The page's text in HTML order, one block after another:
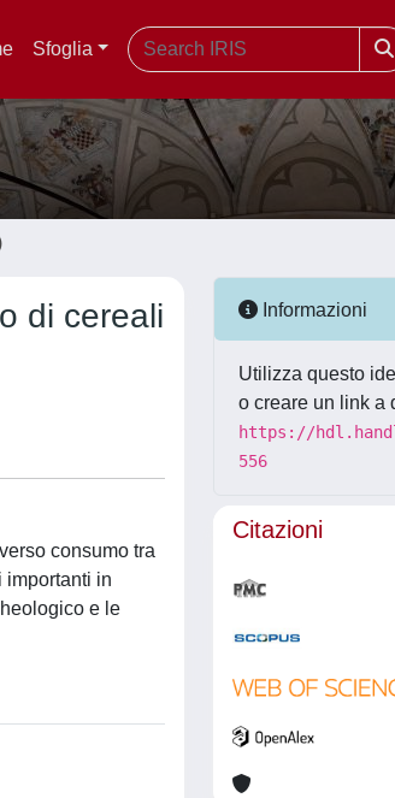
Sfoglia
di cereali
consumo tra
importanti in
e le
Informazioni
Utilizza questo
o creare un link a
https://
556
Citazioni